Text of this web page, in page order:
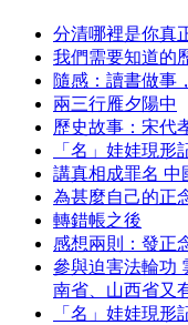
分清哪裡是你真
我們需要知道的
隨感：讀書做事
兩三行雁夕陽中
歷史故事：宋代
「名」娃娃現形
講真相成罪名 中
為甚麼自己的正
轉錯帳之後
感想兩則：發正
參與迫害法輪功
南省、山西省又
「名」娃娃現形